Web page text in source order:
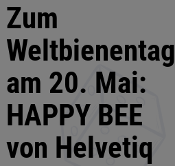
Zum
Weltbienentag
am 20. Mai:
HAPPY BEE
von Helvetiq